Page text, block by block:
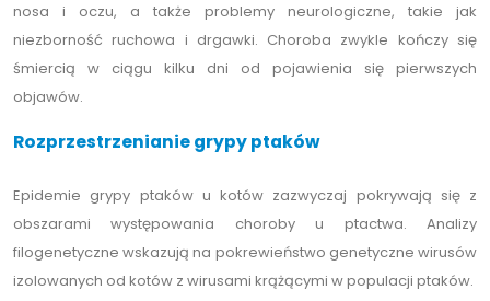
nosa i oczu, a także problemy neurologiczne, takie jak
niezborność ruchowa i drgawki. Choroba zwykle kończy się
śmiercią w ciągu kilku dni od pojawienia się pierwszych
objawów.
Rozprzestrzenianie grypy ptaków
Epidemie grypy ptaków u kotów zazwyczaj pokrywają się z
obszarami występowania choroby u ptactwa. Analizy
filogenetyczne wskazują na pokrewieństwo genetyczne wirusów
izolowanych od kotów z wirusami krążącymi w populacji ptaków.